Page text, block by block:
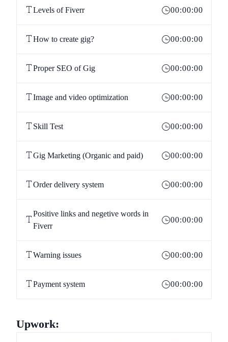
Levels of Fiverr 00:00:00
How to create gig? 00:00:00
Proper SEO of Gig 00:00:00
Image and video optimization 00:00:00
Skill Test 00:00:00
Gig Marketing (Organic and paid) 00:00:00
Order delivery system 00:00:00
Positive links and negetive words in
Fiverr
00:00:00
Warning issues 00:00:00
Payment system 00:00:00
Upwork: